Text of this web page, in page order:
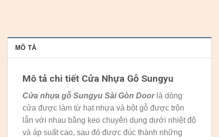
MÔ TẢ
Mô tả chi tiết Cửa Nhựa Gỗ Sungyu
Cửa nhựa gỗ Sungyu Sài Gòn Doorlà dòng
cửa được làm từ hạt nhựa và bột gỗ được trộn
lẫn với nhau bằng keo chuyên dụng dưới nhiệt độ
và áp suất cao, sau đó được đúc thành những